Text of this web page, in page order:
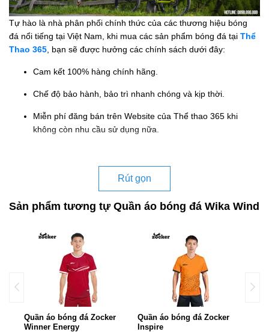
Tự hào là nhà phân phối chính thức của các thương hiệu bóng
đá nổi tiếng tại Việt Nam, khi mua các sản phẩm bóng đá tại Thể
Thao 365 , bạn sẽ được hưởng các chính sách dưới đây:
Cam kết 100% hàng chính hãng.
Chế độ bảo hành, bảo trì nhanh chóng và kịp thời.
Miễn phí đăng bán trên Website của Thể thao 365 khi
không còn nhu cầu sử dụng nữa.
Rút gọn
Sản phẩm tương tự Quần áo bóng đá Wika Wind
Quần áo bóng đá Zocker
Winner Energy
Quần áo bóng đá Zocker
Inspire